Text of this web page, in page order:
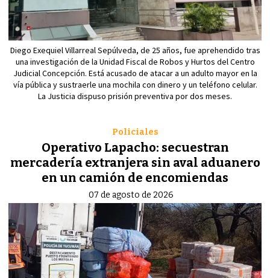
Diego Exequiel Villarreal Sepúlveda, de 25 años, fue aprehendido tras
una investigación de la Unidad Fiscal de Robos y Hurtos del Centro
Judicial Concepción. Está acusado de atacar a un adulto mayor en la
vía pública y sustraerle una mochila con dinero y un teléfono celular.
La Justicia dispuso prisión preventiva por dos meses.
Operativo Lapacho: secuestran
mercadería extranjera sin aval aduanero
en un camión de encomiendas
Policiales
07 de agosto de 2026